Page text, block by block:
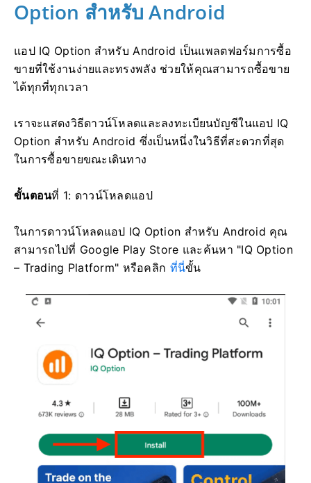
Option สำหรับ Android
แอป IQ Option สำหรับ Android เป็นแพลตฟอร์มการซื้อ
ขายที่ใช้งานง่ายและทรงพลัง ช่วยให้คุณสามารถซื้อขาย
ได้ทุกที่ทุกเวลา
เราจะแสดงวิธีดาวน์โหลดและลงทะเบียนบัญชีในแอป IQ
Option สำหรับ Android ซึ่งเป็นหนึ่งในวิธีที่สะดวกที่สุด
ในการซื้อขายขณะเดินทาง
ขั้นตอนที่ 1: ดาวน์โหลดแอป
ในการดาวน์โหลดแอป IQ Option สำหรับ Android คุณ
สามารถไปที่ Google Play Store และค้นหา "IQ Option
– Trading Platform" หรือคลิก ที่นี่ขั้น